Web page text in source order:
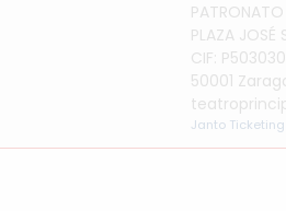
PATRONATO
PLAZA JOSÉ
CIF:
50001
Janto